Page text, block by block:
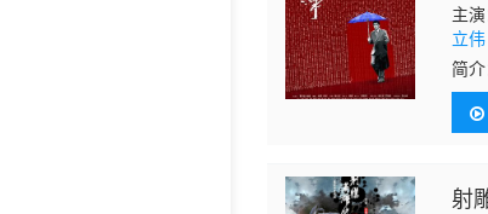
主
立伟
米
光
燕
简
“风
不
射